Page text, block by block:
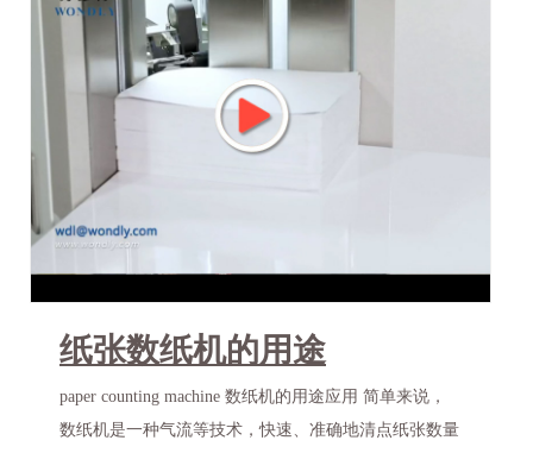
纸张数纸机的用途
paper counting machine 数纸机的用途应用 简单来说，
数纸机是一种气流等技术，快速、准确地清点纸张数量